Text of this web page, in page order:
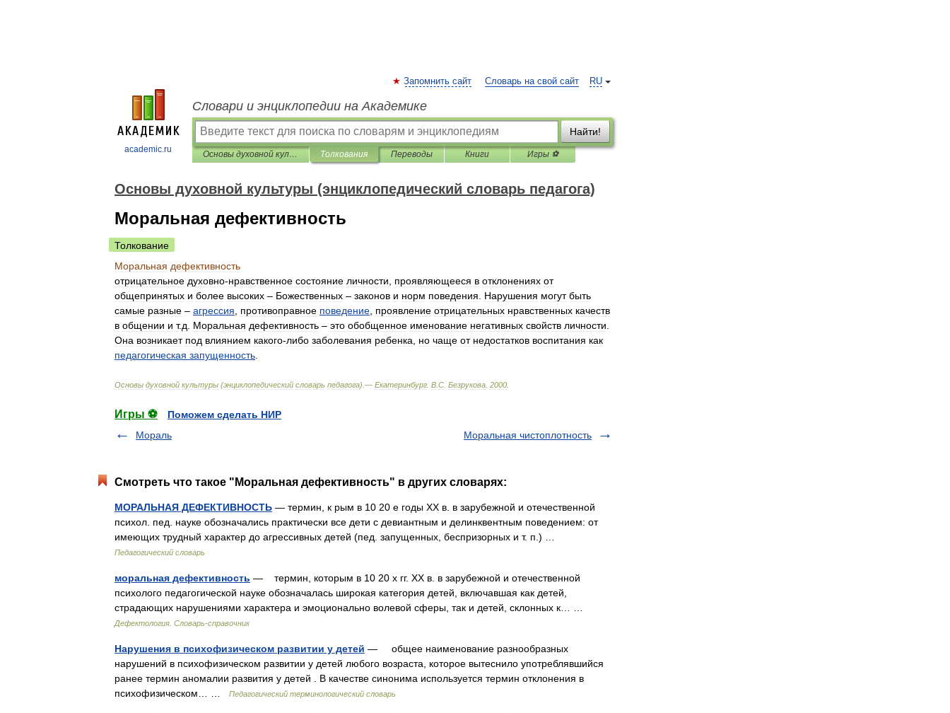
academic.ru
RU
Запомнить сайт Словарь на свой сайт
Словари и энциклопедии на Академике
Найти!
Основы духовной культуры (энциклопедический словарь педагога) Толкования Переводы Книги Игры ⚽
Основы духовной культуры (энциклопедический словарь педагога)
Моральная дефективность
Толкование
Моральная дефективность
отрицательное духовно-нравственное состояние личности проявляющееся в отклонениях от
общепринятых и более высоких – Божественных – законов и норм поведения Нарушения могут быть
самые разные – агрессия противоправное поведение проявление отрицательных нравственных качеств
в общении и т.д Моральная дефективность – это обобщенное именование негативных свойств личности
Она возникает под влиянием какого-либо заболевания ребенка но чаще от недостатков воспитания как
педагогическая запущенность
Основы духовной культуры (энциклопедический словарь педагога).— Екатеринбург В С Безрукова 2000
Игры ⚽
Поможем сделать НИР
Мораль
Моральная чистоплотность
Смотреть что такое "Моральная дефективность" в других словарях:
МОРАЛЬНАЯ ДЕФЕКТИВНОСТЬ — термин, к рым в 10 20 е годы XX в. в зарубежной и отечественной
психол. пед. науке обозначались практически все дети с девиантным и делинквентным поведением: от
имеющих трудный характер до агрессивных детей (пед. запущенных, беспризорных и т. п.) …
Педагогический словарь
моральная дефективность — термин, которым в 10 20 х гг. XX в. в зарубежной и отечественной
психолого педагогической науке обозначалась широкая категория детей, включавшая как детей,
страдающих нарушениями характера и эмоционально волевой сферы, так и детей, склонных к… …
Дефектология. Словарь-справочник
Нарушения в психофизическом развитии у детей — общее наименование разнообразных
нарушений в психофизическом развитии у детей любого возраста, которое вытеснило употреблявшийся
ранее термин аномалии развития у детей . В качестве синонима используется термин отклонения в
психофизическом… …
Педагогический терминологический словарь